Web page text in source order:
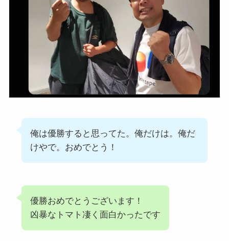
俺は優勝すると思ってた。俺だけは。俺だ
けやで。おめでとう！
優勝おめでとうございます！
凶暴なトマト凄く面白かったです